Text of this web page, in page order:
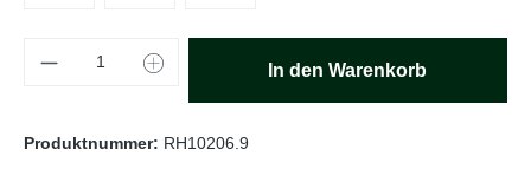
Produkt Anzahl: Gib den gewünschten
In den Warenkorb
Produktnummer: RH10206.9